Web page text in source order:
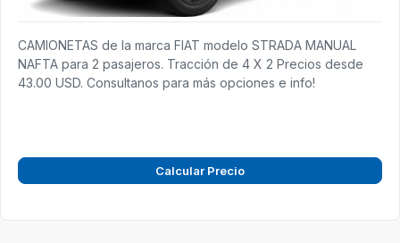
CAMIONETAS de la marca FIAT modelo STRADA MANUAL
NAFTA para 2 pasajeros. Tracción de 4 X 2 Precios desde
43.00 USD. Consultanos para más opciones e info!
Calcular Precio